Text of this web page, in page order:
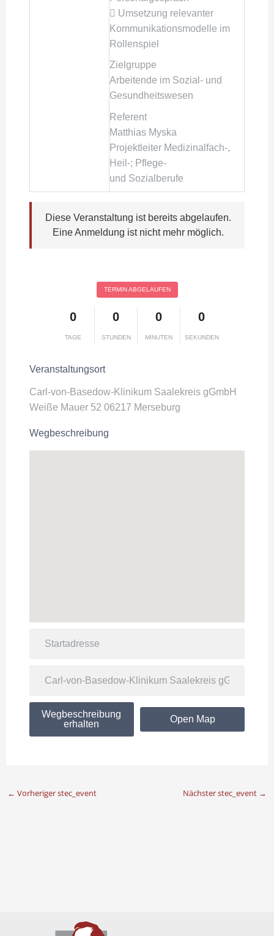
 Umsetzung relevanter
Kommunikationsmodelle im
Rollenspiel
Zielgruppe
Arbeitende im Sozial- und
Gesundheitswesen
Referent
Matthias Myska
Projektleiter Medizinalfach-,
Heil-; Pflege-
und Sozialberufe
Diese Veranstaltung ist bereits abgelaufen.
Eine Anmeldung ist nicht mehr möglich.
TERMIN ABGELAUFEN
0
TAGE
0
STUNDEN
0
MINUTEN
0
SEKUNDEN
Veranstaltungsort
Carl-von-Basedow-Klinikum Saalekreis gGmbH
Weiße Mauer 52 06217 Merseburg
Wegbeschreibung
Wegbeschreibung
erhalten
Open Map
← Vorheriger stec_event Nächster stec_event →